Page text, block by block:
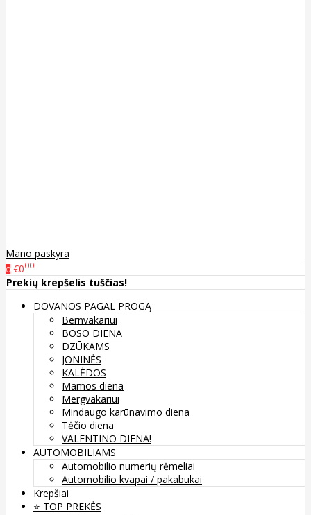
Mano paskyra
0 €000
Prekių krepšelis tuščias!
DOVANOS PAGAL PROGĄ
Bernvakariui
BOSO DIENA
DZŪKAMS
JONINĖS
KALĖDOS
Mamos diena
Mergvakariui
Mindaugo karūnavimo diena
Tėčio diena
VALENTINO DIENA!
AUTOMOBILIAMS
Automobilio numerių rėmeliai
Automobilio kvapai / pakabukai
Krepšiai
⭐️ TOP PREKĖS